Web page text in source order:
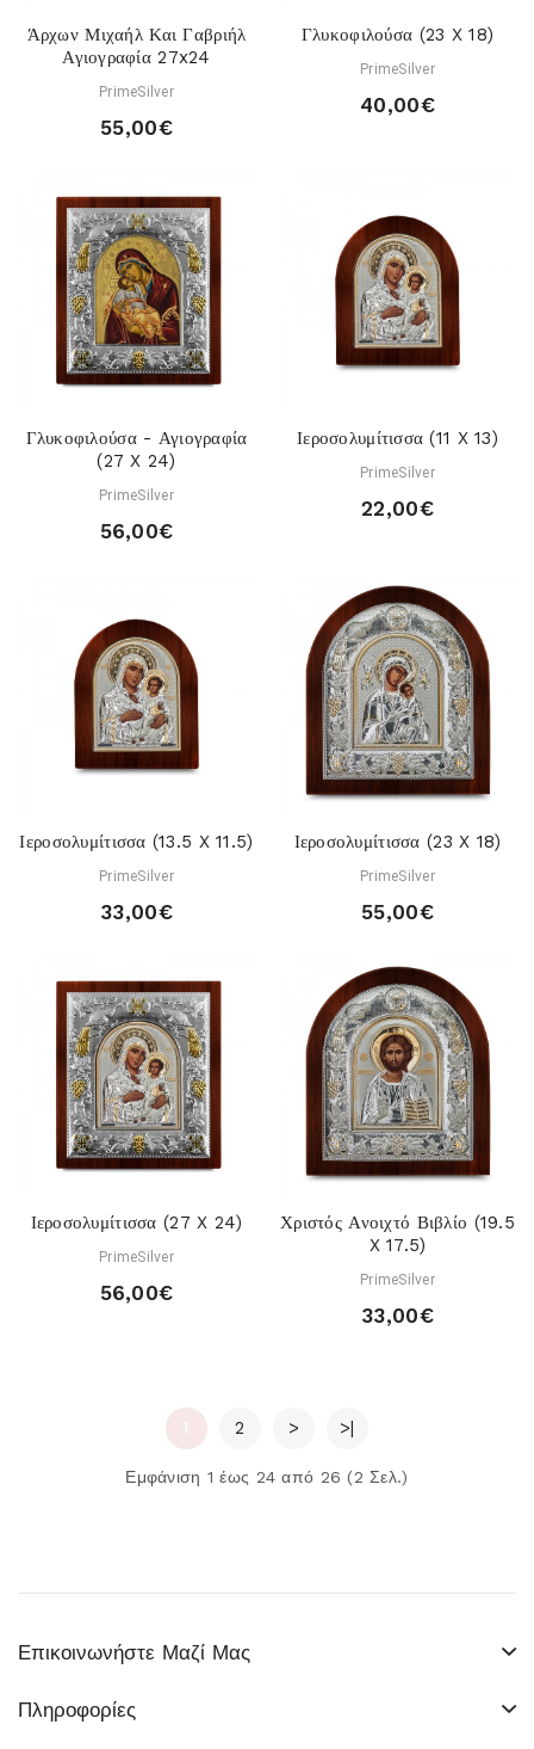
Άρχων Μιχαήλ Και Γαβριήλ
Αγιογραφία 27x24
PrimeSilver
55,00€
Γλυκοφιλούσα (23 X 18)
PrimeSilver
40,00€
Γλυκοφιλούσα - Αγιογραφία
(27 X 24)
PrimeSilver
56,00€
Ιεροσολυμίτισσα (11 X 13)
PrimeSilver
22,00€
Ιεροσολυμίτισσα (13.5 X 11.5)
PrimeSilver
33,00€
Ιεροσολυμίτισσα (23 X 18)
PrimeSilver
55,00€
Ιεροσολυμίτισσα (27 X 24)
PrimeSilver
56,00€
Χριστός Ανοιχτό Βιβλίο (19.5
X 17.5)
PrimeSilver
33,00€
1 2 > >|
Εμφάνιση 1 έως 24 από 26 (2 Σελ.)
Επικοινωνήστε Μαζί Μας
Πληροφορίες